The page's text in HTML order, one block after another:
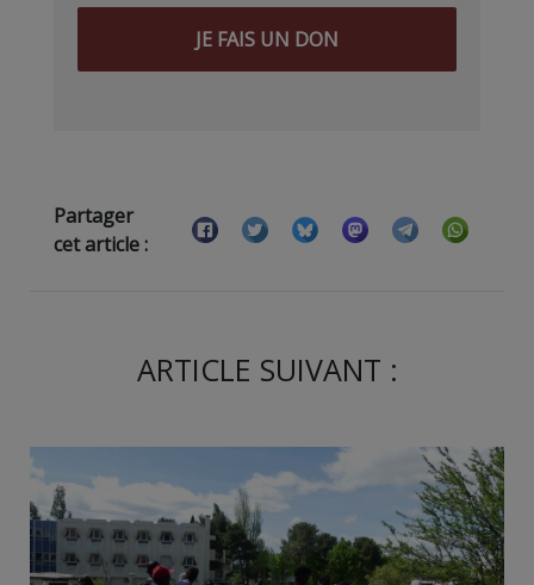
JE FAIS UN DON
Partager
cet article :
ARTICLE SUIVANT :